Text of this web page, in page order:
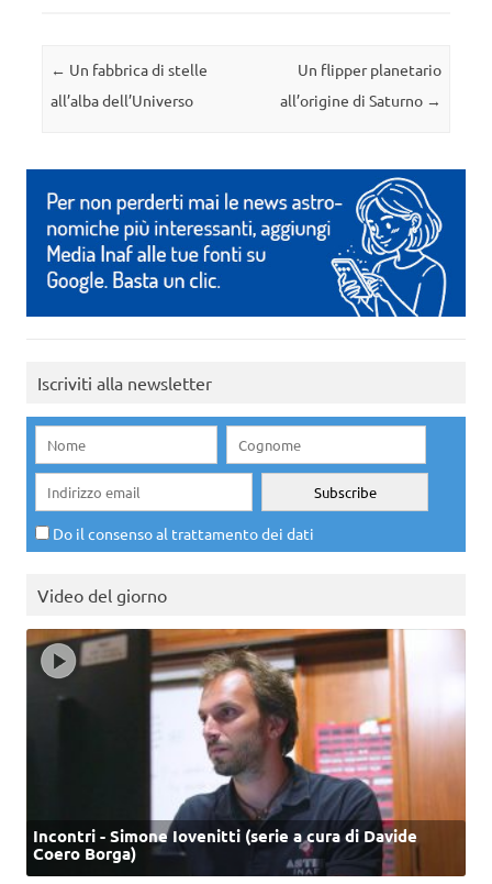
Navigazione articolo
← Un fabbrica di stelle
all’alba dell’Universo
Un flipper planetario
all’origine di Saturno →
Iscriviti alla newsletter
Do il consenso al trattamento dei dati
Video del giorno
Incontri - Simone Iovenitti (serie a cura di Davide
Coero Borga)